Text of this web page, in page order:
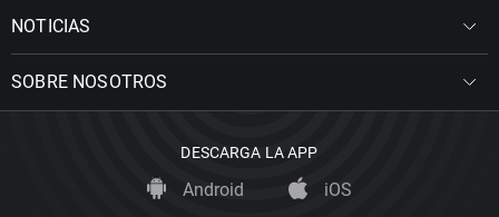
NOTICIAS
SOBRE NOSOTROS
DESCARGA LA APP
Android iOS